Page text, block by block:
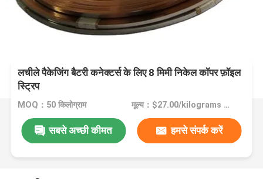
लचीले पैकेजिंग बैटरी कनेक्टर्स के लिए 8 मिमी निकेल कॉपर फ़ॉइल
स्ट्रिप
MOQ：50 किलोग्राम मूल्य：$27.00/kilograms >=50 kilograms
सबसे अच्छी कीमत हमसे संपर्क करें